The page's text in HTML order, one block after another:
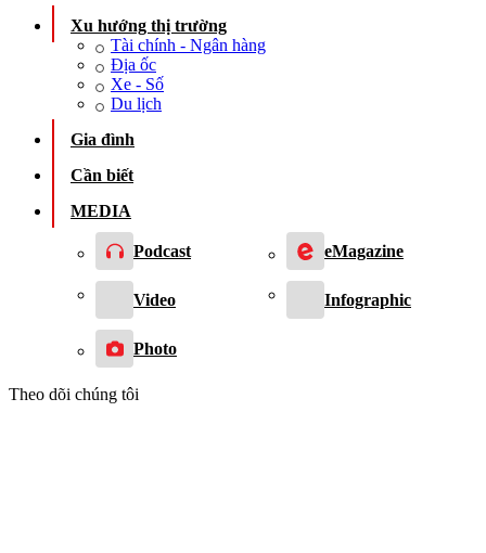
Xu hướng thị trường
Tài chính - Ngân hàng
Địa ốc
Xe - Số
Du lịch
Gia đình
Cần biết
MEDIA
Podcast eMagazine
Video Infographic
Photo
Theo dõi chúng tôi